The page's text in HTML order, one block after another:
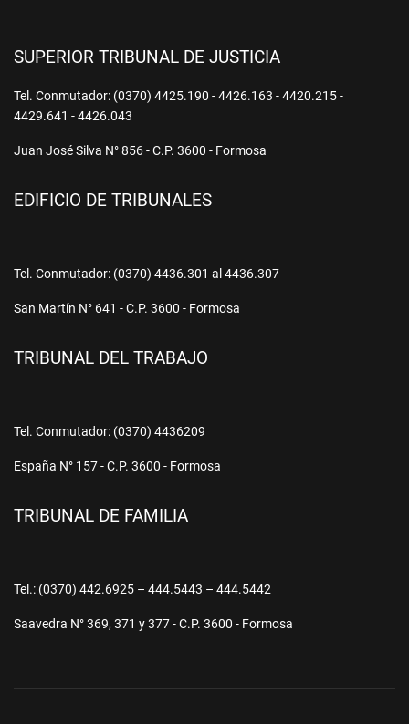
SUPERIOR TRIBUNAL DE JUSTICIA
Tel. Conmutador: (0370) 4425.190 - 4426.163 - 4420.215 -
4429.641 - 4426.043
Juan José Silva N° 856 - C.P. 3600 - Formosa
EDIFICIO DE TRIBUNALES
Tel. Conmutador: (0370) 4436.301 al 4436.307
San Martín N° 641 - C.P. 3600 - Formosa
TRIBUNAL DEL TRABAJO
Tel. Conmutador: (0370) 4436209
España N° 157 - C.P. 3600 - Formosa
TRIBUNAL DE FAMILIA
Tel.: (0370) 442.6925 – 444.5443 – 444.5442
Saavedra N° 369, 371 y 377 - C.P. 3600 - Formosa